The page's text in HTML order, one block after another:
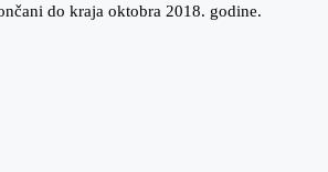
do kraja oktobra 2018. godine.